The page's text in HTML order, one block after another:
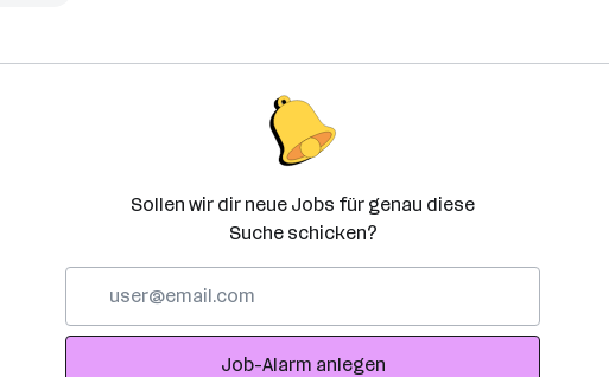
Sollen wir dir neue Jobs für genau diese
Suche schicken?
Adresse
Job-Alarm anlegen